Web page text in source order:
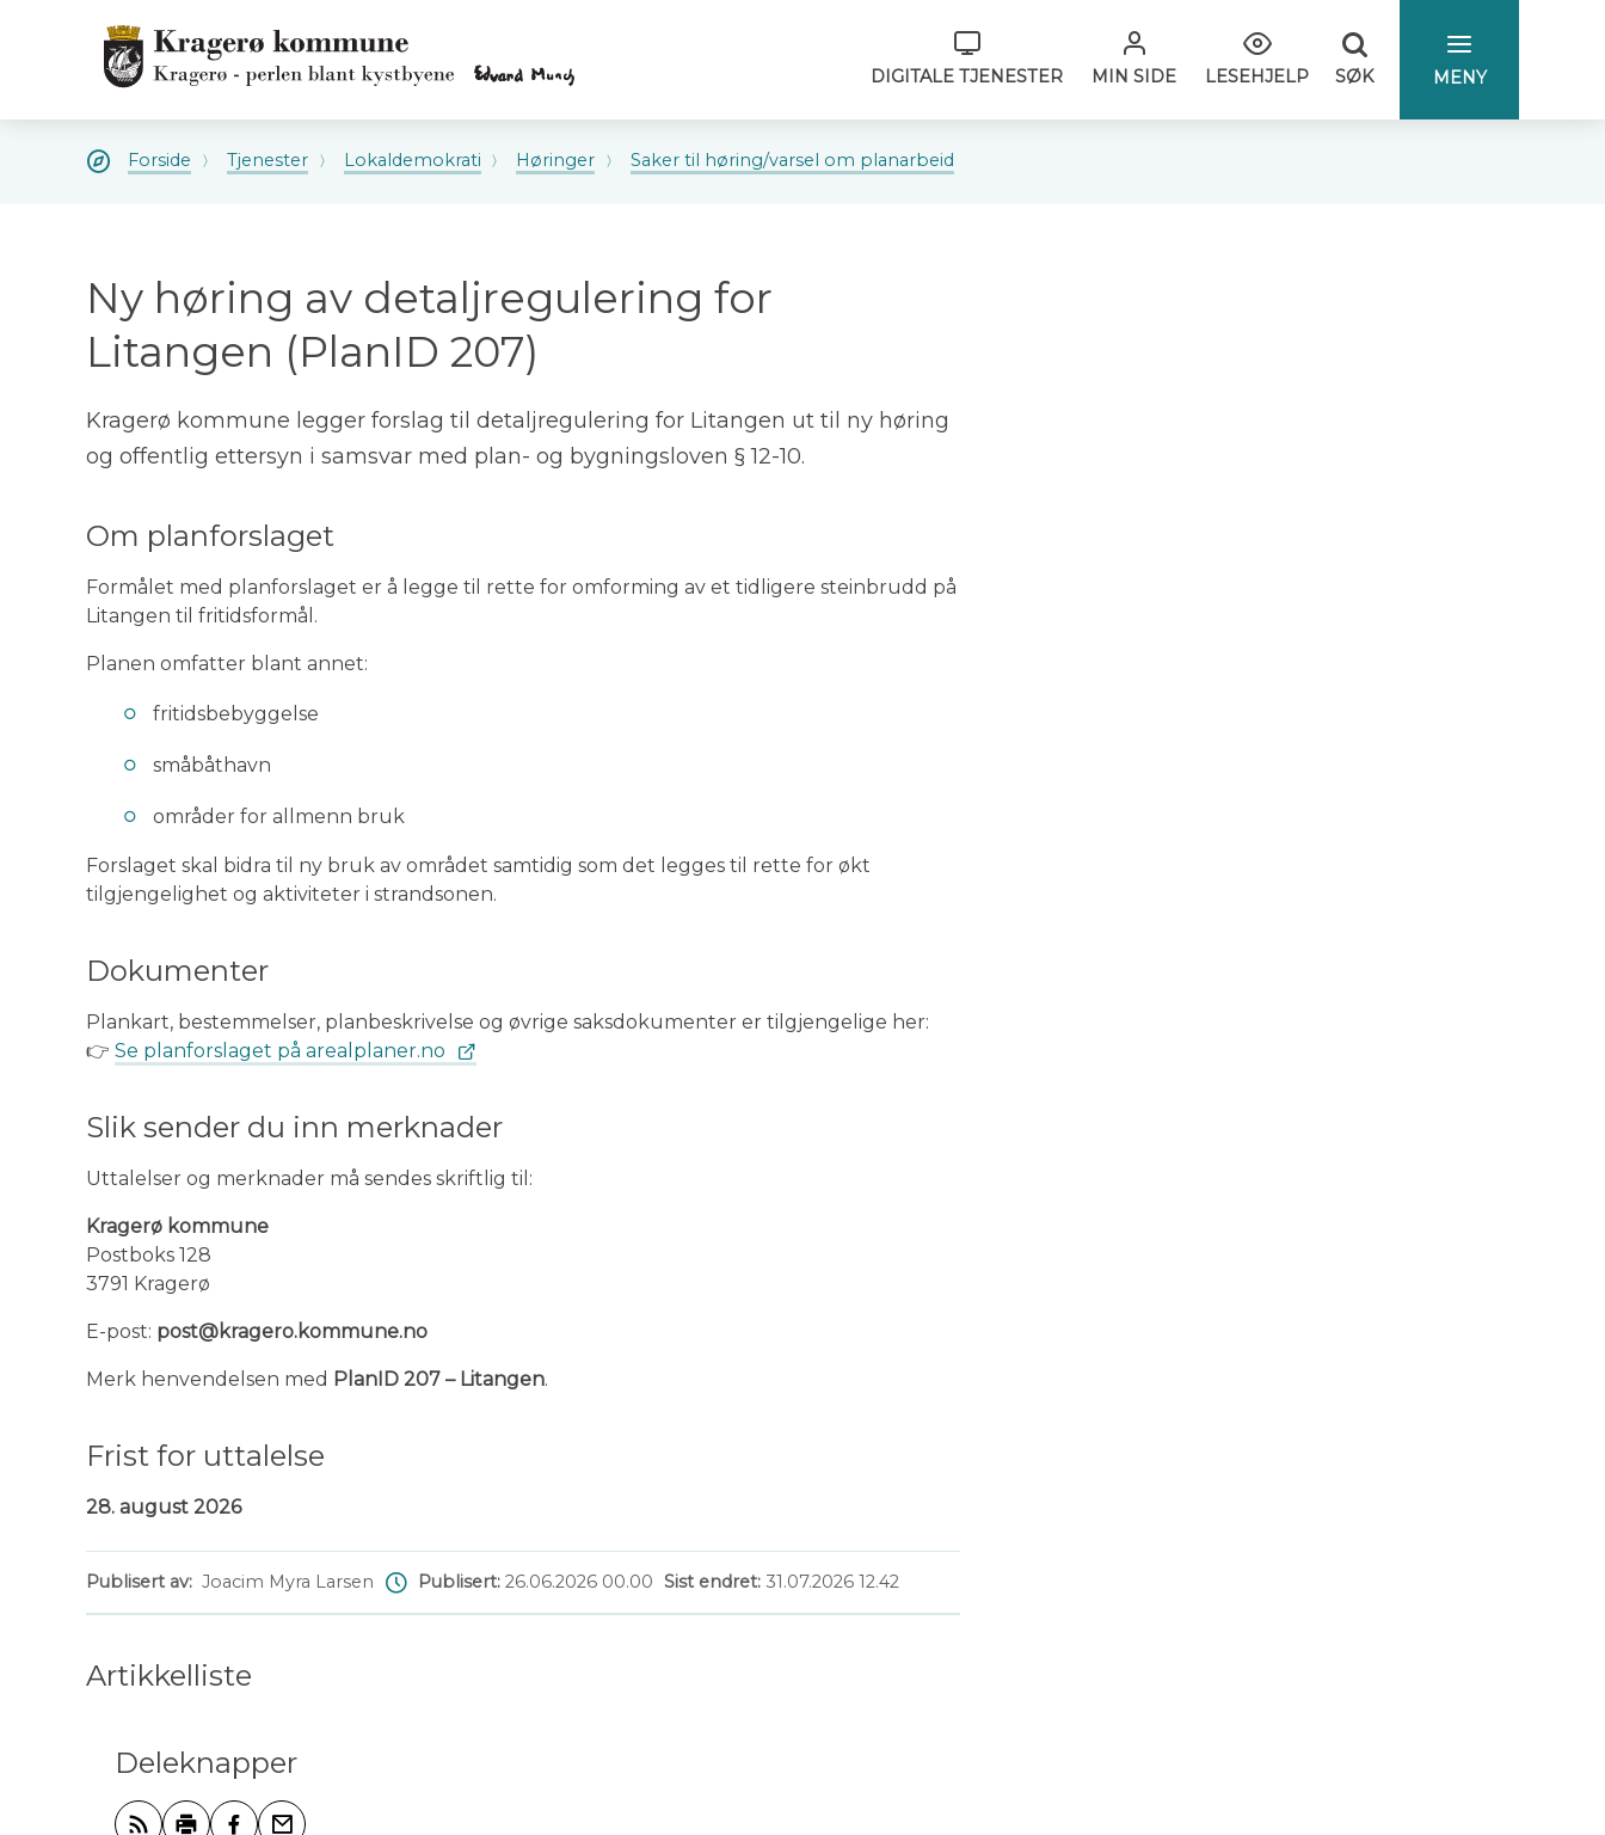
Kragerø
kommune
Kragerø
kommune
Verktøymeny
DIGITALE TJENESTER MIN SIDE LESEHJELP SØK MENY
Du
er
Forside Tjenester Lokaldemokrati Høringer Saker til høring/varsel om planarbeid
Ny høring av detaljregulering for
Litangen (PlanID 207)
Kragerø kommune legger forslag til detaljregulering for Litangen ut til ny høring
og offentlig ettersyn i samsvar med plan- og bygningsloven § 12-10.
Om planforslaget
Formålet med planforslaget er å legge til rette for omforming av et tidligere steinbrudd på
Litangen til fritidsformål.
Planen omfatter blant annet:
fritidsbebyggelse
småbåthavn
områder for allmenn bruk
Forslaget skal bidra til ny bruk av området samtidig som det legges til rette for økt
tilgjengelighet og aktiviteter i strandsonen.
Dokumenter
Plankart, bestemmelser, planbeskrivelse og øvrige saksdokumenter er tilgjengelige her:
👉 Se planforslaget på arealplaner.no
Slik sender du inn merknader
Uttalelser og merknader må sendes skriftlig til:
Kragerø kommune
Postboks 128
3791 Kragerø
E-post: post@kragero.kommune.no
Merk henvendelsen med PlanID 207 – Litangen.
Frist for uttalelse
28. august 2026
Publisert av Joacim Myra Larsen Publisert 26.06.2026 00.00 Sist endret 31.07.2026 12.42
Artikkelliste
Deleknapper